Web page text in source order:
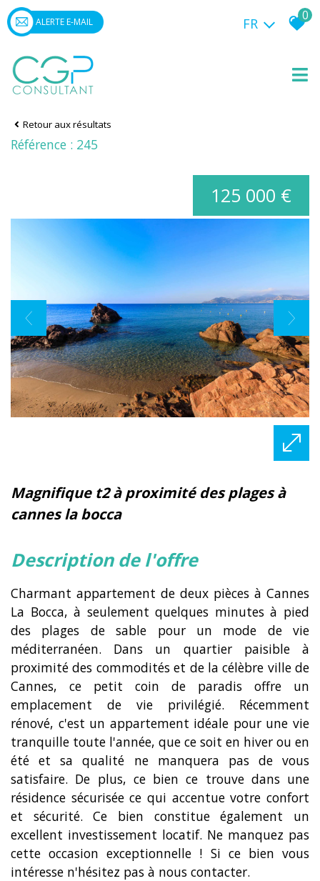
ALERTE E-MAIL FR 0
Retour aux résultats
Référence : 245
125 000 €
magnifique t2 à proximité des plages à
cannes la bocca
description de l'offre
Charmant appartement de deux pièces à Cannes
La Bocca, à seulement quelques minutes à pied
des plages de sable pour un mode de vie
méditerranéen. Dans un quartier paisible à
proximité des commodités et de la célèbre ville de
Cannes, ce petit coin de paradis offre un
emplacement de vie privilégié. Récemment
rénové, c'est un appartement idéale pour une vie
tranquille toute l'année, que ce soit en hiver ou en
été et sa qualité ne manquera pas de vous
satisfaire. De plus, ce bien ce trouve dans une
résidence sécurisée ce qui accentue votre confort
et sécurité. Ce bien constitue également un
excellent investissement locatif. Ne manquez pas
cette occasion exceptionnelle ! Si ce bien vous
intéresse n'hésitez pas à nous contacter.